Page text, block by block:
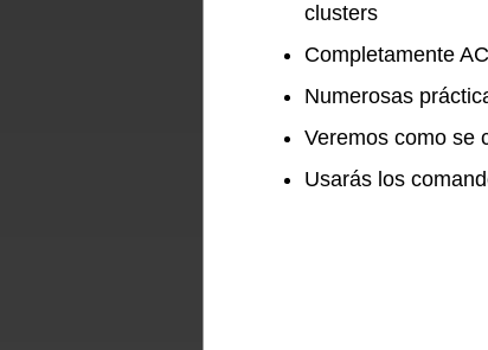
clusters
Completamente
Numerosas
Veremos como se
Usarás los